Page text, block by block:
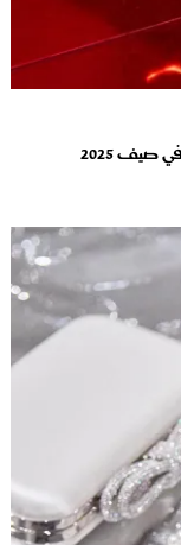
كيف تختارين موديلات الأحذية الشفافة في صيف 2025